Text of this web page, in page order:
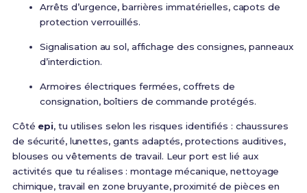
Arrêts d’urgence, barrières immatérielles, capots de
protection verrouillés.
Signalisation au sol, affichage des consignes, panneaux
d’interdiction.
Armoires électriques fermées, coffrets de
consignation, boîtiers de commande protégés.
Côté epi, tu utilises selon les risques identifiés : chaussures
de sécurité, lunettes, gants adaptés, protections auditives,
blouses ou vêtements de travail. Leur port est lié aux
activités que tu réalises : montage mécanique, nettoyage
chimique, travail en zone bruyante, proximité de pièces en